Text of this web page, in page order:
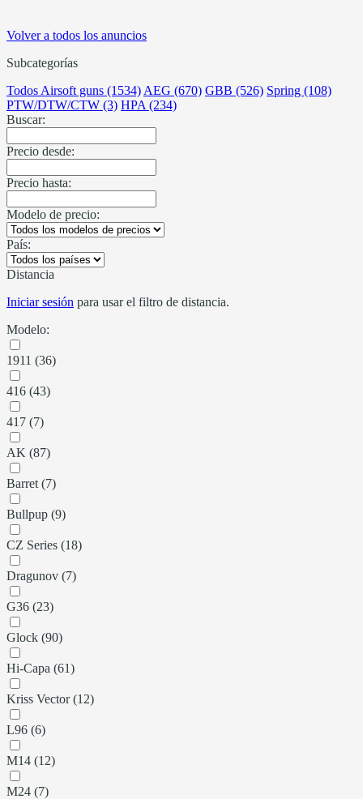
Volver a todos los anuncios
Subcategorías
Todos Airsoft guns (1534) AEG (670) GBB (526) Spring (108)
PTW/DTW/CTW (3) HPA (234)
Buscar:
Precio desde:
Precio hasta:
Modelo de precio:
País:
Distancia
Iniciar sesión para usar el filtro de distancia.
Modelo:
1911 (36)
416 (43)
417 (7)
AK (87)
Barret (7)
Bullpup (9)
CZ Series (18)
Dragunov (7)
G36 (23)
Glock (90)
Hi-Capa (61)
Kriss Vector (12)
L96 (6)
M14 (12)
M24 (7)